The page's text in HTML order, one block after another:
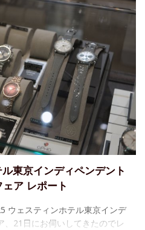
東京インディペンデント
ェア レポート
ウェスティンホテル東京インデ
、21日にお伺いしてきたのでレ